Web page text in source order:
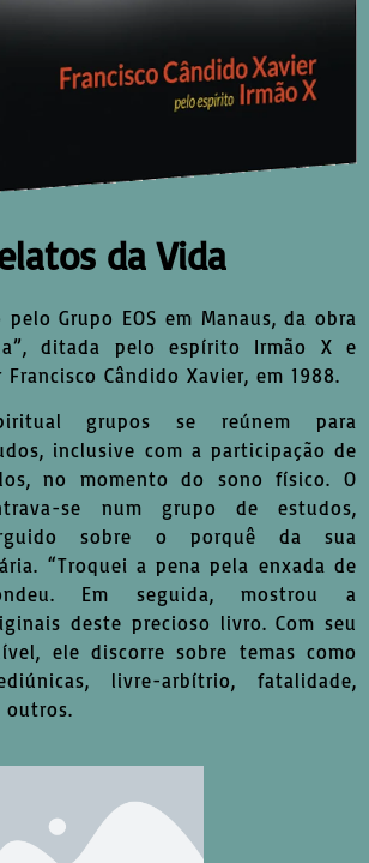
da Vida
Grupo EOS em Manaus, da obra
ditada pelo espírito Irmão X e
Cândido Xavier, em 1988.
grupos se reúnem para
inclusive com a participação de
no momento do sono físico. O
se num grupo de estudos,
sobre o porquê da sua
“Troquei a pena pela enxada de
Em seguida, mostrou a
deste precioso livro. Com seu
ele discorre sobre temas como
livre-arbítrio, fatalidade,
outros.